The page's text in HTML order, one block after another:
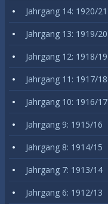
Jahrgang 14: 1920/21
Jahrgang 13: 1919/20
Jahrgang 12: 1918/19
Jahrgang 11: 1917/18
Jahrgang 10: 1916/17
Jahrgang 9: 1915/16
Jahrgang 8: 1914/15
Jahrgang 7: 1913/14
Jahrgang 6: 1912/13